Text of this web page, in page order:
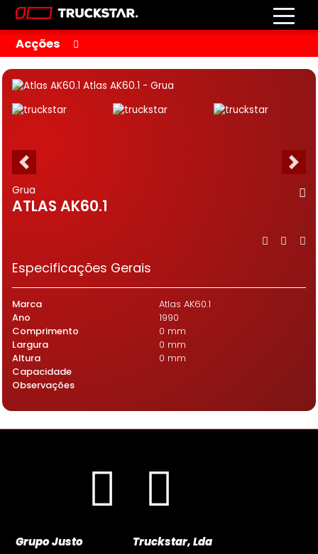
Acções
Grua
ATLAS AK60.1
Especificações Gerais
Marca
Atlas AK60.1
Ano
1990
Comprimento
0 mm
Largura
0 mm
Altura
0 mm
Capacidade
Observações
Grupo Justo Truckstar, Lda